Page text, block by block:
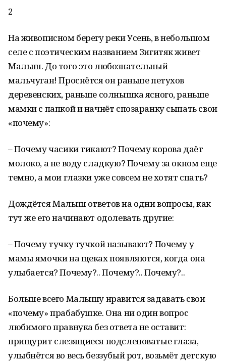
2
На живописном берегу реки Усень, в небольшом
селе с поэтическим названием Зигитяк живет
Малыш. До того это любознательный
мальчуган! Проснётся он раньше петухов
деревенских, раньше солнышка ясного, раньше
мамки с папкой и начнёт спозаранку сыпать свои
«почему»:
– Почему часики тикают? Почему корова даёт
молоко, а не воду сладкую? Почему за окном еще
темно, а мои глазки уже совсем не хотят спать?
Дождётся Малыш ответов на одни вопросы, как
тут же его начинают одолевать другие:
– Почему тучку тучкой называют? Почему у
мамы ямочки на щеках появляются, когда она
улыбается? Почему?.. Почему?.. Почему?..
Больше всего Малышу нравится задавать свои
«почему» прабабушке. Она ни один вопрос
любимого правнука без ответа не оставит:
прищурит слезящиеся подслеповатые глаза,
улыбнётся во весь беззубый рот, возьмёт детскую